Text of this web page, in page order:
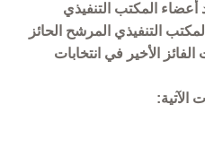
أعضاء المكتب التنفيذي
التنفيذي المرشح الحائز
الأخير في انتخابات
الآتية: